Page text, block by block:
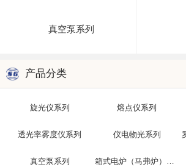
真空泵系列
产品分类
旋光仪系列 熔点仪系列
透光率雾度仪系列 仪电物光系列
真空泵系列 箱式电炉（马弗炉）系列